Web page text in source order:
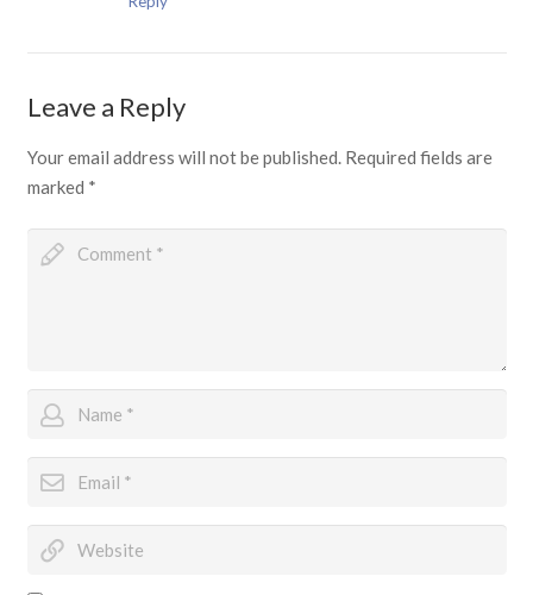
Leave a Reply
Your email address will not be published. Required fields are
marked *